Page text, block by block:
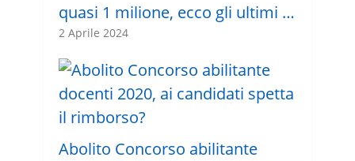
quasi 1 milione, ecco gli ultimi …
2 Aprile 2024
Abolito Concorso abilitante